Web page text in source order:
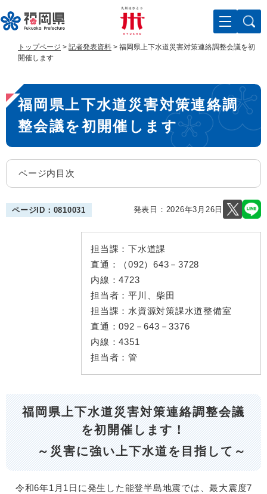
ー
ジ
す
。
ニ
ュ
し
て
へ
トップページ > 記者発表資料 > 福岡県上下水道災害対策連絡調整会議を初
開催します
本
文
福岡県上下水道災害対策連絡調
整会議を初開催します
ページ内目次
ページID：0810031 発表日： 2026年3月26日
担当課： 下水道課
直通：
（092）643－3728
内線：4723
担当者： 平川、柴田
担当課： 水資源対策課水道整備室
直通：092－643－3376
内線：4351
担当者： 管
福岡県上下水道災害対策連絡調整会議
を初開催します！
～災害に強い上下水道を目指して～
令和6年1月1日に発生した能登半島地震では、最大震度7